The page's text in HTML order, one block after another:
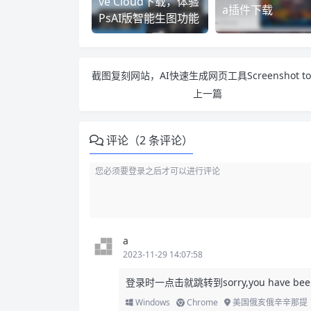
PsAI版智能生图功能
a插件下载
上一篇
评论（2 条评论）
a
2023-11-29 14:07:58
登录时一点击就跳转到sorry,you have
Windows Chrome 美国俄亥俄辛辛那提